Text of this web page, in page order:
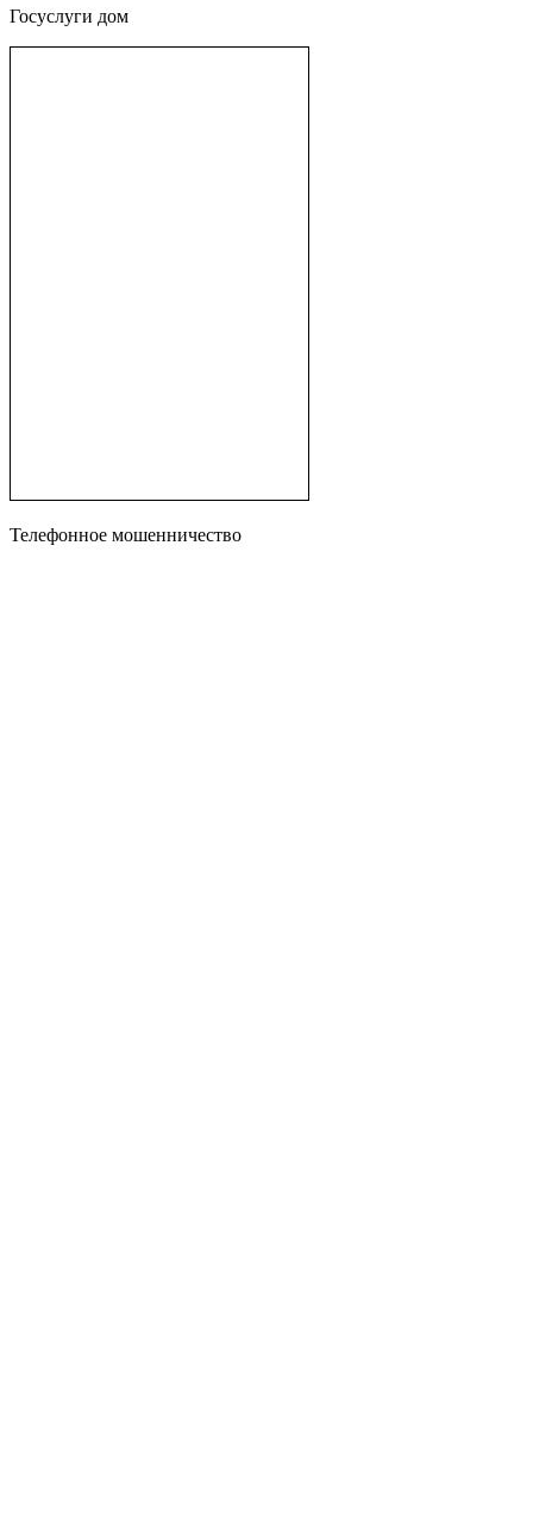
Госуслуги дом
Телефонное мошенничество